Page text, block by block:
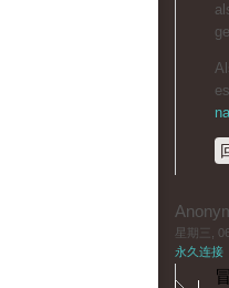
星期三,
永久连接